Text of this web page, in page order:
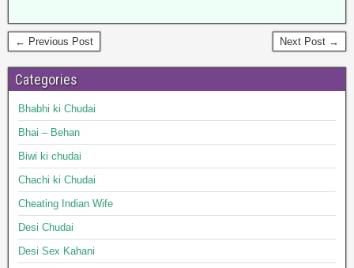
← Previous Post Next Post →
Categories
Bhabhi ki Chudai
Bhai – Behan
Biwi ki chudai
Chachi ki Chudai
Cheating Indian Wife
Desi Chudai
Desi Sex Kahani